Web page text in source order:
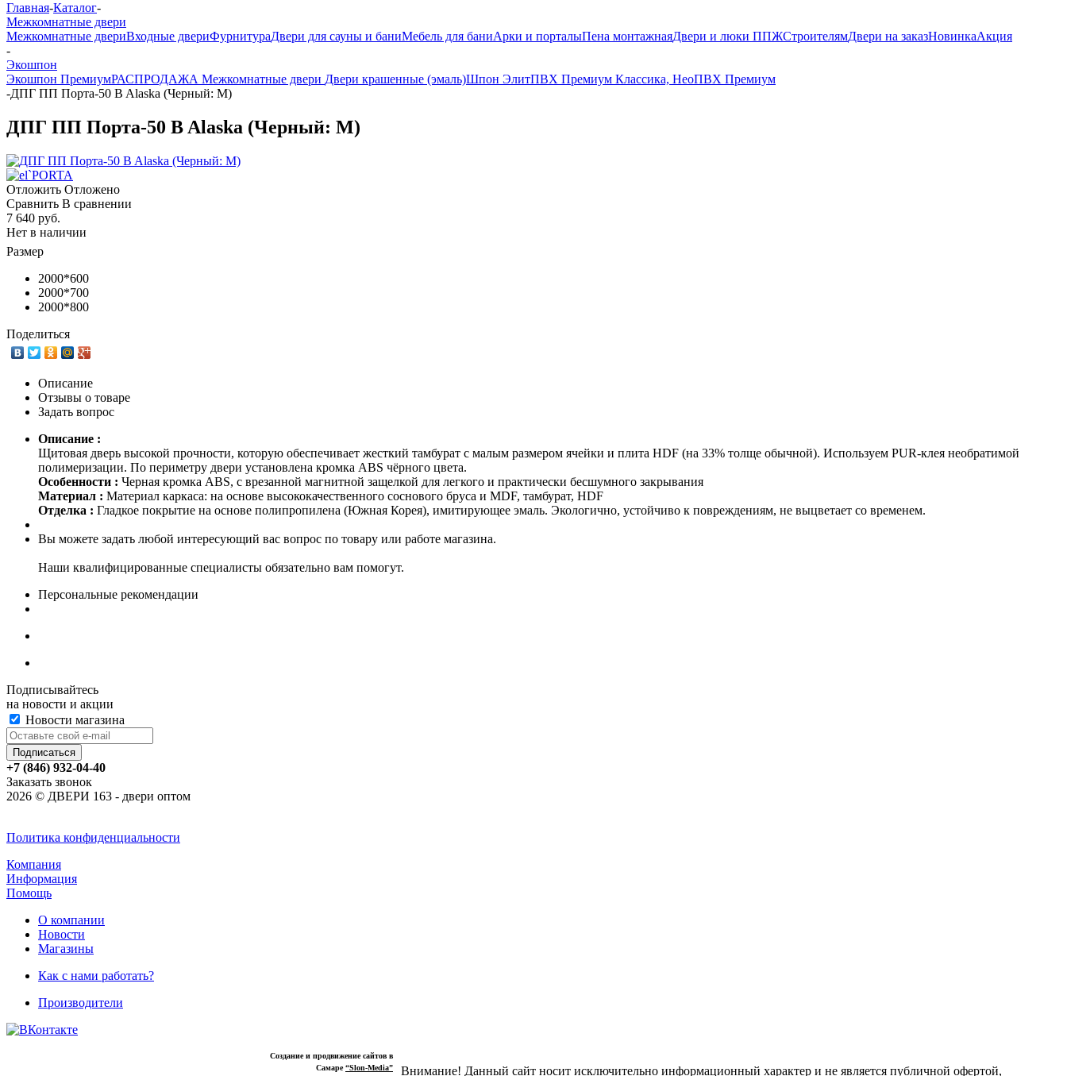
Главная-Каталог-
Межкомнатные двери
Межкомнатные двериВходные двериФурнитураДвери для сауны и баниМебель для баниАрки и порталыПена монтажнаяДвери и люки ППЖСтроителямДвери на заказНовинкаАкция
-
Экошпон
Экошпон ПремиумРАСПРОДАЖА Межкомнатные двери Двери крашенные (эмаль)Шпон ЭлитПВХ Премиум Классика, НеоПВХ Премиум
-ДПГ ПП Порта-50 B Alaska (Черный: М)
ДПГ ПП Порта-50 B Alaska (Черный: М)
Отложить Отложено
Сравнить В сравнении
7 640 руб.
Нет в наличии
Размер
2000*600
2000*700
2000*800
Поделиться
Описание
Отзывы о товаре
Задать вопрос
Описание :
Щитовая дверь высокой прочности, которую обеспечивает жесткий тамбурат с малым размером ячейки и плита HDF (на 33% толще обычной). Используем PUR-клея необратимой
полимеризации. По периметру двери установлена кромка ABS чёрного цвета.
Особенности : Черная кромка ABS, с врезанной магнитной защелкой для легкого и практически бесшумного закрывания
Материал : Материал каркаса: на основе высококачественного соснового бруса и MDF, тамбурат, HDF
Отделка : Гладкое покрытие на основе полипропилена (Южная Корея), имитирующее эмаль. Экологично, устойчиво к повреждениям, не выцветает со временем.
Вы можете задать любой интересующий вас вопрос по товару или работе магазина.
Наши квалифицированные специалисты обязательно вам помогут.
Персональные рекомендации
Подписывайтесь
на новости и акции
Новости магазина
+7 (846) 932-04-40
Заказать звонок
2026 © ДВЕРИ 163 - двери оптом
Политика конфиденциальности
Компания
Информация
Помощь
О компании
Новости
Магазины
Как с нами работать?
Производители
Создание и продвижение сайтов в
Самаре“Slon-Media” Внимание! Данный сайт носит исключительно информационный характер и не является публичной офертой,